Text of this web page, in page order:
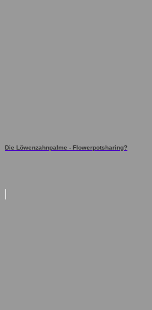
Die Löwenzahnpalme - Flowerpotsharing?